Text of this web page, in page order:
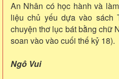
An Nhân có học hành và
liệu chủ yếu dựa vào sách
chuyện thơ lục bát bằng chữ
soan vào vào cuối thế kỷ 18).
Ngô Vui